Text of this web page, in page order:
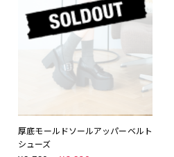
厚底モールドソールアッパーベルト
シューズ